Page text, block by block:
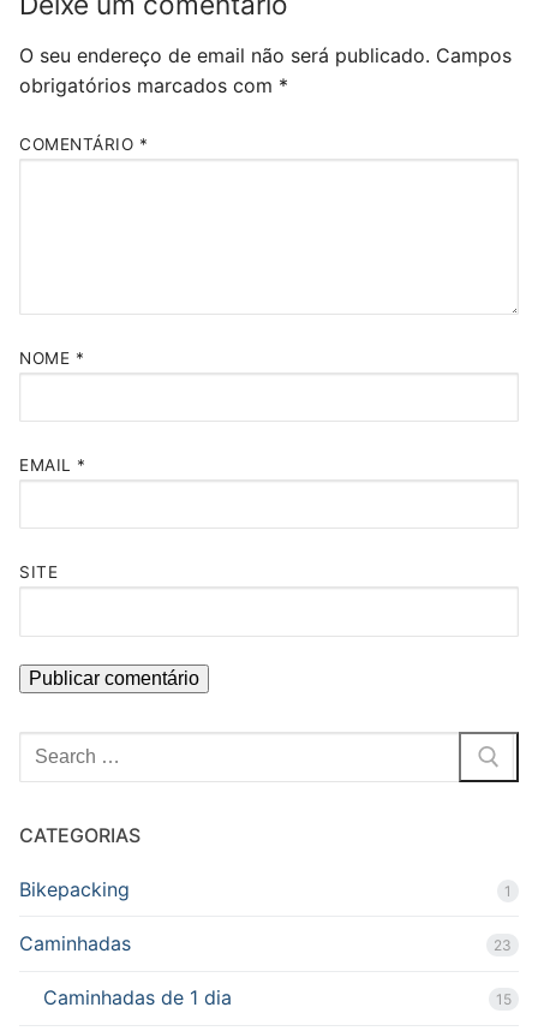
O seu endereço de email não será publicado. Campos
obrigatórios marcados com *
COMENTÁRIO *
NOME *
EMAIL *
SITE
Pesquisar
por:
CATEGORIAS
Bikepacking 1
Caminhadas 23
Caminhadas de 1 dia 15